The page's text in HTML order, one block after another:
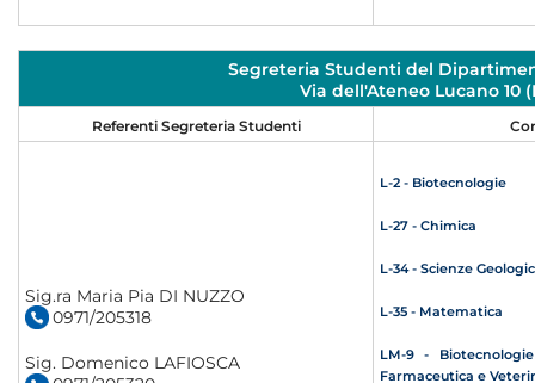
Segreteria Studenti del
Via dell'Ateneo Lucano 10
Referenti Segreteria Studenti
Sig.ra Maria Pia DI NUZZO
0971/205318
Sig. Domenico LAFIOSCA
L-2 - Biotecnologie
L-27 - Chimica
L-34 - Scienze
L-35 - Matematica
LM-9 -
Farmaceutica e